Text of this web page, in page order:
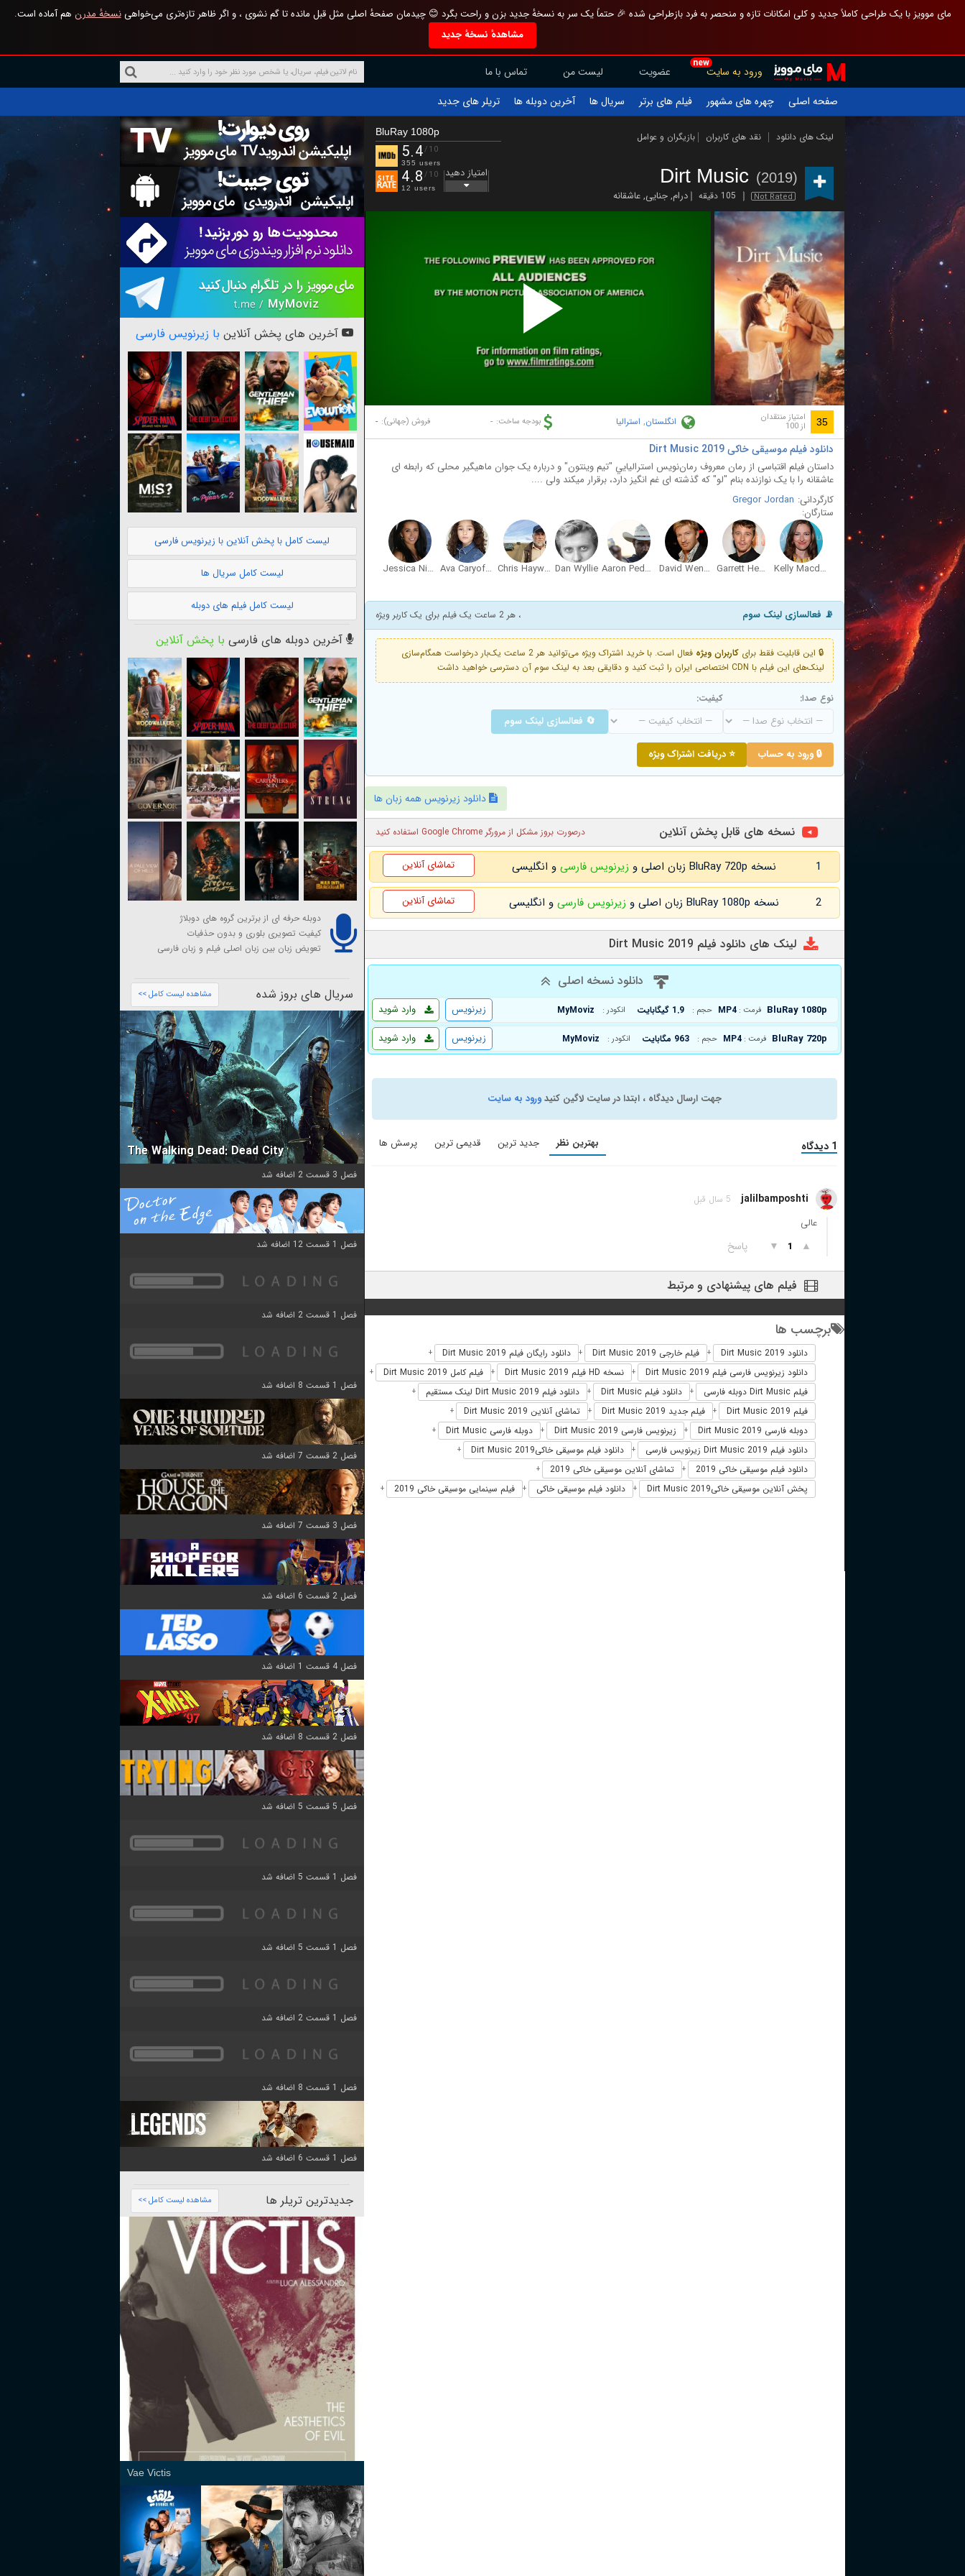
مای موویز با یک طراحی کاملاً جدید و کلی امکانات تازه و منحصر به فرد بازطراحی شده 🎉 حتماً یک سر به نسخهٔ جدید بزن و راحت بگرد 😊 چیدمان صفحهٔ اصلی مثل قبل مانده تا گم نشوی ، و اگر ظاهر تازه‌تری می‌خواهینسخهٔ مدرن هم آماده است.
مشاهدهٔ نسخهٔ جدید
new
ورود به سایت عضویت لیست من
تماس با ما
صفحه اصلی
چهره های مشهور فیلم های برتر سریال ها آخرین دوبله ها تریلر های جدید
لینک های دانلود نقد های کاربران بازیگران و عوامل
Dirt Music (2019)
Not Rated 105 دقیقه درام,جنایی,عاشقانه
BluRay 1080p
5.4/10
355 users
4.8 /10
12 users
امتیاز دهید
Play
Video
35 امتیاز منتقدان
از 100 انگلستان, استرالیا بودجه ساخت: - فروش (جهانی): -
دانلود فیلم موسیقی خاکی Dirt Music 2019
داستان فیلم اقتباسی از رمان معروف رمان‌نويس استراليايي "تیم وینتون" و درباره یک جوان ماهیگیر محلی که رابطه ای
عاشقانه را با یک نوازنده بنام "لو" که گذشته ای غم انگیز دارد، برقرار میکند ولی ....
کارگردانی: Gregor Jordan
ستارگان:
Kelly Macdonald
Garrett Hedlund
David Wenham
Aaron Pedersen
Dan Wyllie
Chris Haywood
Ava Caryofyllis
Jessica Niven
📡 فعالسازی لینک سوم ، هر 2 ساعت یک فیلم برای یک کاربر ویژه
🔒 این قابلیت فقط برای کاربران ویژه
فعال است. با خرید اشتراک ویژه می‌توانید هر 2 ساعت یک‌بار درخواست همگام‌سازی
لینک‌های این فیلم با CDN اختصاصی ایران را ثبت کنید و دقایقی بعد به لینک سوم آن دسترسی خواهید داشت
نوع صدا: کیفیت:
🔄 فعالسازی لینک سوم
🔒 ورود به حساب ⭐ دریافت اشتراک ویژه
دانلود زیرنویس همه زبان ها
نسخه های قابل پخش آنلاین درصورت بروز مشکل از مرورگر Google Chrome استفاده کنید
1 نسخه BluRay 720p زبان اصلی و زیرنویس فارسی و انگلیسی تماشای آنلاین
2 نسخه BluRay 1080p زبان اصلی و زیرنویس فارسی و انگلیسی تماشای آنلاین
لینک های دانلود فیلم Dirt Music 2019
دانلود نسخه اصلی
BluRay 1080p فرمت : MP4 حجم : 1.9 گیگابایت انکودر : MyMoviz وارد شوید
زیرنویس
BluRay 720p فرمت : MP4 حجم : 963 مگابایت انکودر : MyMoviz وارد شوید زیرنویس
جهت ارسال دیدگاه ، ابتدا در سایت لاگین کنیدورود به سایت
1 دیدگاه بهترین نظر جدید ترین قدیمی ترین پرسش ها
jalilbamposhti 5 سال قبل
عالی
▲
1
▼ پاسخ
فیلم های پیشنهادی و مرتبط
برچسب ها
دانلود Dirt Music 2019 + فیلم خارجی Dirt Music 2019 + دانلود رایگان فیلم Dirt Music 2019 +
دانلود زیرنویس فارسی فیلم Dirt Music 2019 + نسخه HD فیلم Dirt Music 2019 + فیلم کامل Dirt Music 2019 +
فیلم Dirt Music دوبله فارسی + دانلود فیلم Dirt Music + دانلود فیلم Dirt Music 2019 لینک مستقیم +
فیلم Dirt Music 2019 + فیلم جدید Dirt Music 2019 + تماشای آنلاین Dirt Music 2019 +
دوبله فارسی Dirt Music 2019 + زیرنویس فارسی Dirt Music 2019 + دوبله فارسی Dirt Music +
دانلود فیلم Dirt Music 2019 زیرنویس فارسی + دانلود فیلم موسیقی خاکیDirt Music 2019 +
دانلود فیلم موسیقی خاکی 2019 + تماشای آنلاین موسیقی خاکی 2019 +
پخش آنلاین موسیقی خاکیDirt Music 2019 + دانلود فیلم موسیقی خاکی + فیلم سینمایی موسیقی خاکی 2019 +
آخرین های پخش آنلاین با زیرنویس فارسی
لیست کامل با پخش آنلاین با زیرنویس فارسی
لیست کامل سریال ها
لیست کامل فیلم های دوبله
آخرین دوبله های فارسی با پخش آنلاین
دوبله حرفه ای از برترین گروه های دوبلاژ
کیفیت تصویری بلوری و بدون حذفیات
تعویض زبان بین زبان اصلی فیلم و زبان فارسی
سریال های بروز شده مشاهده لیست کامل >>
The Walking Dead: Dead City
فصل 3 قسمت 2 اضافه شد
فصل 1 قسمت 12 اضافه شد
فصل 1 قسمت 2 اضافه شد
فصل 1 قسمت 8 اضافه شد
فصل 2 قسمت 7 اضافه شد
فصل 3 قسمت 7 اضافه شد
فصل 2 قسمت 6 اضافه شد
فصل 4 قسمت 1 اضافه شد
فصل 2 قسمت 8 اضافه شد
فصل 5 قسمت 5 اضافه شد
فصل 1 قسمت 5 اضافه شد
فصل 1 قسمت 5 اضافه شد
فصل 1 قسمت 2 اضافه شد
فصل 1 قسمت 8 اضافه شد
فصل 1 قسمت 6 اضافه شد
جدیدترین تریلر ها مشاهده لیست کامل >>
Vae Victis